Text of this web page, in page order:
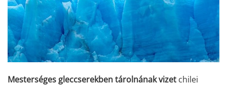
Mesterséges gleccserekben tárolnának vizet chilei